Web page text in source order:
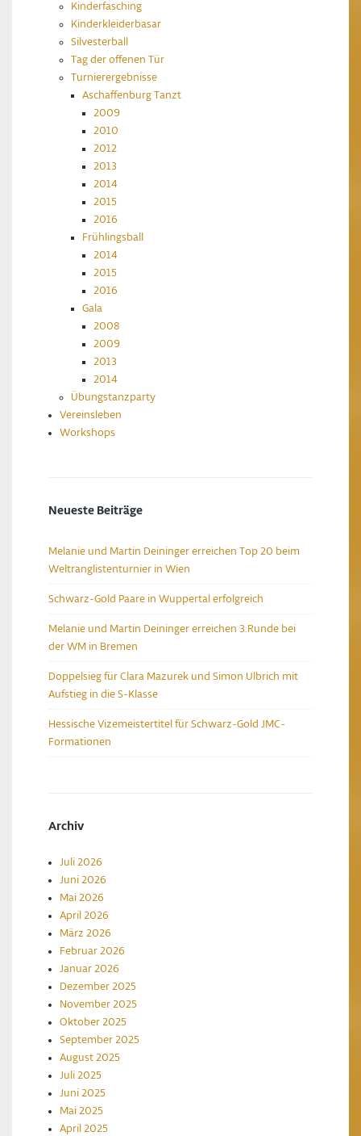
Kinderfasching
Kinderkleiderbasar
Silvesterball
Tag der offenen Tür
Turnierergebnisse
Aschaffenburg Tanzt
2009
2010
2012
2013
2014
2015
2016
Frühlingsball
2014
2015
2016
Gala
2008
2009
2013
2014
Übungstanzparty
Vereinsleben
Workshops
Neueste Beiträge
Melanie und Martin Deininger erreichen Top 20 beim
Weltranglistenturnier in Wien
Schwarz-Gold Paare in Wuppertal erfolgreich
Melanie und Martin Deininger erreichen 3.Runde bei
der WM in Bremen
Doppelsieg für Clara Mazurek und Simon Ulbrich mit
Aufstieg in die S-Klasse
Hessische Vizemeistertitel für Schwarz-Gold JMC-
Formationen
Archiv
Juli 2026
Juni 2026
Mai 2026
April 2026
März 2026
Februar 2026
Januar 2026
Dezember 2025
November 2025
Oktober 2025
September 2025
August 2025
Juli 2025
Juni 2025
Mai 2025
April 2025